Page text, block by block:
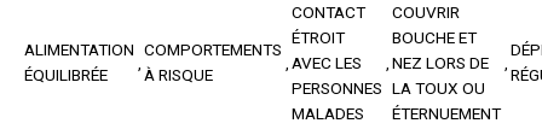
ALIMENTATION
ÉQUILIBRÉE
COMPORTEMENTS
À RISQUE
CONTACT
ÉTROIT
AVEC LES
PERSONNES
MALADES
COUVRIR
BOUCHE ET
NEZ LORS DE
LA TOUX OU
ÉTERNUEMENT